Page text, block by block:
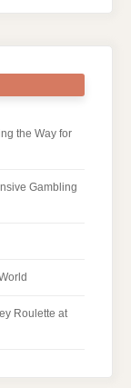
the Way for
Gambling
Roulette at